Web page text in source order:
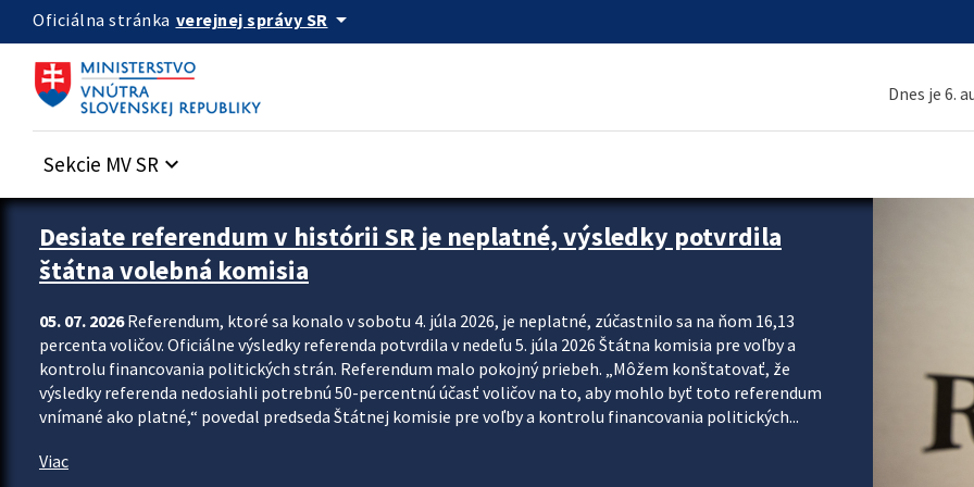
Preskocit na hlavný obsah
Oficiálna stránka verejnej správy SR arrow_drop_down
Dnes je 6.
Sekcie MV SR keyboard_arrow_down
Zastavit automatický posun upútavok
Desiate referendum v histórii SR je neplatné, výsledky potvrdila
štátna volebná komisia
05. 07. 2026Referendum, ktoré sa konalo v sobotu 4. júla 2026, je neplatné, zúčastnilo sa na ňom 16,13
percenta voličov. Oficiálne výsledky referenda potvrdila v nedeľu 5. júla 2026 Štátna komisia pre voľby a
kontrolu financovania politických strán. Referendum malo pokojný priebeh. „Môžem konštatovať, že
výsledky referenda nedosiahli potrebnú 50-percentnú účasť voličov na to, aby mohlo byť toto referendum
vnímané ako platné,“ povedal predseda Štátnej komisie pre voľby a kontrolu financovania politických...
Viac